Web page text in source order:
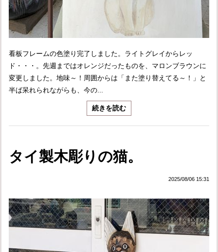
看板フレームの色塗り完了しました。ライトグレイからレッ
ド・・・。先週まではオレンジだったものを、マロンブラウンに
変更しました。地味～！周囲からは「また塗り替えてる～！」と
半ば呆れられながらも、今の...
続きを読む
タイ製木彫りの猫。
2025/08/06 15:31